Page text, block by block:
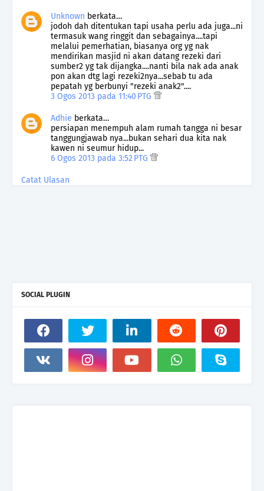
Unknown berkata…
jodoh dah ditentukan tapi usaha perlu ada juga...ni
termasuk wang ringgit dan sebagainya....tapi
melalui pemerhatian, biasanya org yg nak
mendirikan masjid ni akan datang rezeki dari
sumber2 yg tak dijangka....nanti bila nak ada anak
pon akan dtg lagi rezeki2nya...sebab tu ada
pepatah yg berbunyi "rezeki anak2"....
3 Ogos 2013 pada 11:40 PTG
Adhie berkata…
persiapan menempuh alam rumah tangga ni besar
tanggungjawab nya...bukan sehari dua kita nak
kawen ni seumur hidup...
6 Ogos 2013 pada 3:52 PTG
Catat Ulasan
SOCIAL PLUGIN